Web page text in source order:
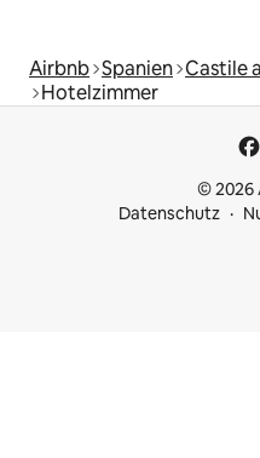
Airbnb Spanien Castile
Hotelzimmer
© 2026
Datenschutz